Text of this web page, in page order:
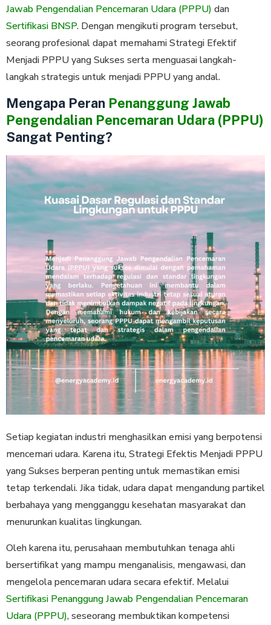
Jawab Pengendalian Pencemaran Udara (PPPU) dan
Sertifikasi BNSP. Dengan mengikuti program tersebut,
seorang profesional dapat memahami Strategi Efektif
Menjadi PPPU yang Sukses serta menguasai langkah-
langkah strategis untuk menjadi PPPU yang andal.
Mengapa Peran Penanggung Jawab
Pengendalian Pencemaran Udara (PPPU)
Sangat Penting?
Setiap kegiatan industri menghasilkan emisi yang berpotensi
mencemari udara. Karena itu, Strategi Efektis Menjadi PPPU
yang Sukses berperan penting untuk memastikan emisi
tetap terkendali. Jika tidak, udara dapat mengandung partikel
berbahaya yang mengganggu kesehatan masyarakat dan
menurunkan kualitas lingkungan.
Oleh karena itu, perusahaan membutuhkan tenaga ahli
bersertifikat yang mampu menganalisis, mengawasi, dan
mengelola pencemaran udara secara efektif. Melalui
Sertifikasi Penanggung Jawab Pengendalian Pencemaran
Udara (PPPU), seseorang membuktikan kompetensi